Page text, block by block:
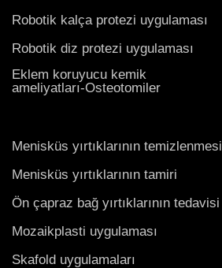
Robotik kalça protezi uygulaması
Robotik diz protezi uygulaması
Eklem koruyucu kemik
ameliyatları-Osteotomiler
Menisküs yırtıklarının temizlenmesi
Menisküs yırtıklarının tamiri
Ön çapraz bağ yırtıklarının tedavisi
Mozaikplasti uygulaması
Skafold uygulamaları